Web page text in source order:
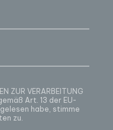
ZUR VERARBEITUNG
Art. 13 der EU-
habe, stimme
zu.